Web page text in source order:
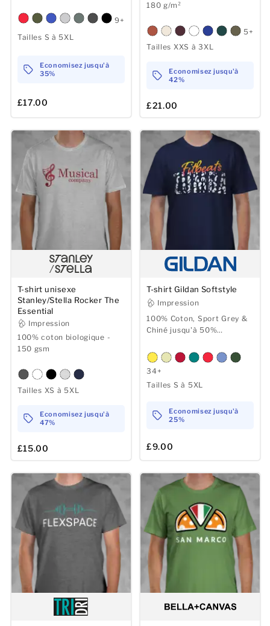
9+
Tailles S à 5XL
Economisez jusqu'à
35%
£17.00
180 g/m²
5+
Tailles XXS à 3XL
Economisez jusqu'à
42%
£21.00
T-shirt unisexe
Stanley/Stella Rocker The
Essential
Impression
100% coton biologique -
150 gsm
Tailles XS à 5XL
Economisez jusqu'à
47%
£15.00
T-shirt Gildan Softstyle
Impression
100% Coton, Sport Grey &
Chiné jusqu'à 50%
34+
Tailles S à 5XL
Economisez jusqu'à
25%
£9.00